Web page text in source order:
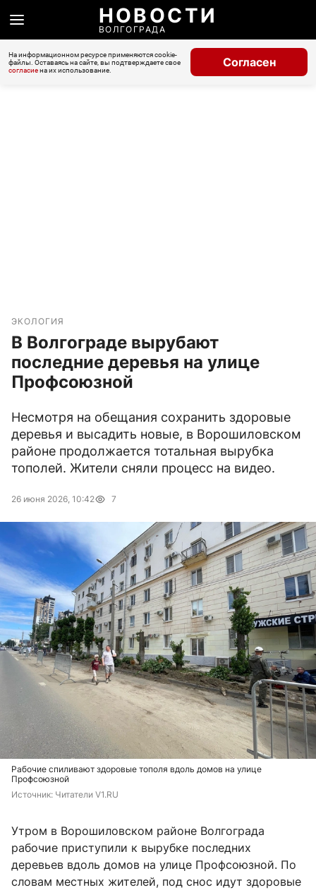
НОВОСТИ
ВОЛГОГРАДА
На информационном ресурсе применяются cookie-
файлы. Оставаясь на сайте, вы подтверждаете свое
согласиена их использование.
Согласен
ЭКОЛОГИЯ
В Волгограде вырубают
последние деревья на улице
Профсоюзной
Несмотря на обещания сохранить здоровые
деревья и высадить новые, в Ворошиловском
районе продолжается тотальная вырубка
тополей. Жители сняли процесс на видео.
26 июня 2026, 10:42 7
Рабочие спиливают здоровые тополя вдоль домов на улице
Профсоюзной
Источник: Читатели V1.RU
Утром в Ворошиловском районе Волгограда
рабочие приступили к вырубке последних
деревьев вдоль домов на улице Профсоюзной. По
словам местных жителей, под снос идут здоровые